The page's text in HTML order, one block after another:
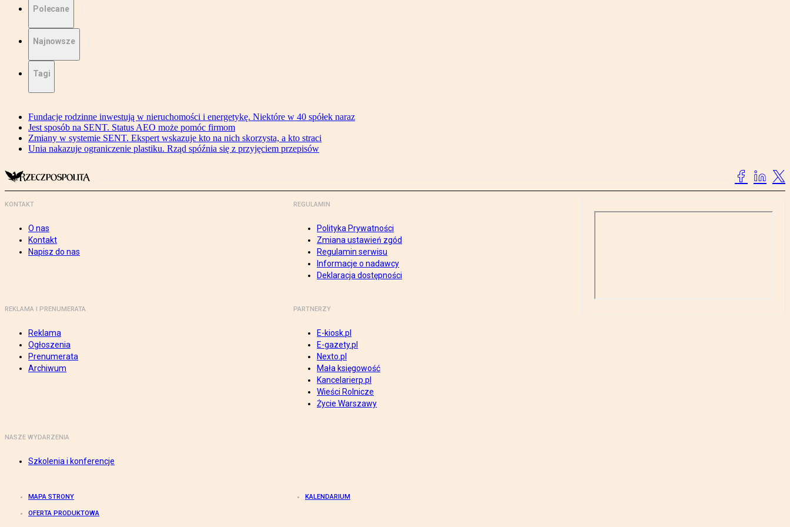
Polecane
Najnowsze
Tagi
Fundacje rodzinne inwestują w nieruchomości i energetykę. Niektóre w 40 spółek naraz
Jest sposób na SENT. Status AEO może pomóc firmom
Zmiany w systemie SENT. Ekspert wskazuje kto na nich skorzysta, a kto straci
Unia nakazuje ograniczenie plastiku. Rząd spóźnia się z przyjęciem przepisów
KONTAKT
O nas
Kontakt
Napisz do nas
REGULAMIN
Polityka Prywatności
Zmiana ustawień zgód
Regulamin serwisu
Informacje o nadawcy
Deklaracja dostępności
REKLAMA I PRENUMERATA
Reklama
Ogłoszenia
Prenumerata
Archiwum
PARTNERZY
E-kiosk.pl
E-gazety.pl
Nexto.pl
Mała księgowość
Kancelarierp.pl
Wieści Rolnicze
Życie Warszawy
NASZE WYDARZENIA
Szkolenia i konferencje
MAPA STRONY KALENDARIUM
OFERTA PRODUKTOWA